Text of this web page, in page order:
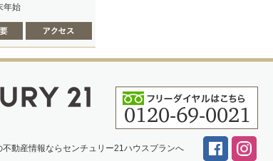
年始
動産情報ならセンチュリー21ハウスプランへ